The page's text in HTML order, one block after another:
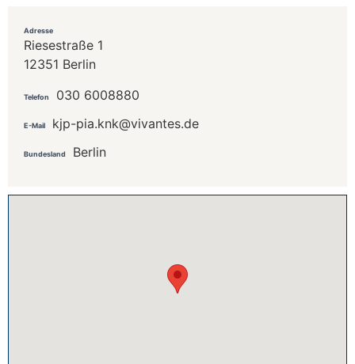
Adresse
Riesestraße 1
12351 Berlin
Telefon 030 6008880
E-Mail kjp-pia.knk@vivantes.de
Bundesland Berlin